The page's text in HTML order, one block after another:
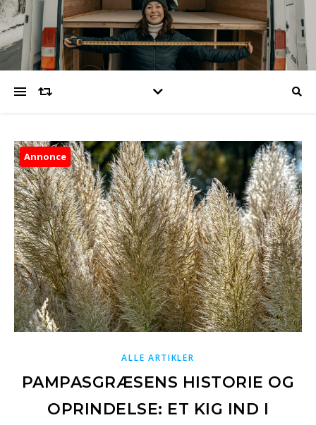
Annonce
ALLE ARTIKLER
PAMPASGRÆSENS HISTORIE OG
OPRINDELSE: ET KIG IND I